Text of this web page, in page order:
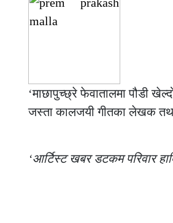
‘माछापुच्छ्रे फेवातालमा पौडी
जस्ता कालजयी गीतका लेखक
‘आर्टिस्ट खबर डटकम परिवार